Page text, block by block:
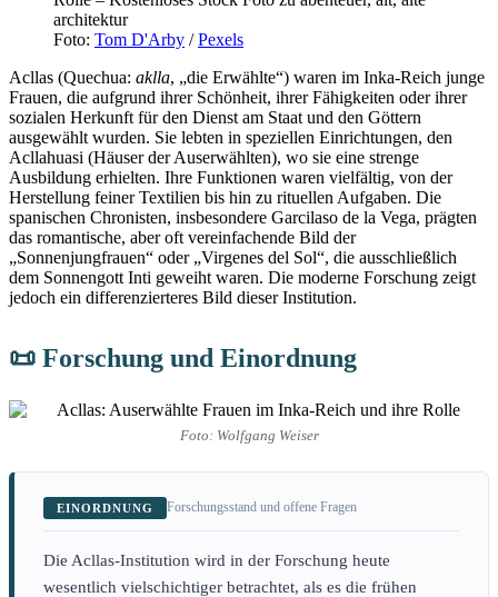
Foto: Tom D'Arby /Pexels
Acllas (Quechua: aklla, „die Erwählte“) waren im Inka-Reich junge
Frauen, die aufgrund ihrer Schönheit, ihrer Fähigkeiten oder ihrer
sozialen Herkunft für den Dienst am Staat und den Göttern
ausgewählt wurden. Sie lebten in speziellen Einrichtungen, den
Acllahuasi (Häuser der Auserwählten), wo sie eine strenge
Ausbildung erhielten. Ihre Funktionen waren vielfältig, von der
Herstellung feiner Textilien bis hin zu rituellen Aufgaben. Die
spanischen Chronisten, insbesondere Garcilaso de la Vega, prägten
das romantische, aber oft vereinfachende Bild der
„Sonnenjungfrauen“ oder „Virgenes del Sol“, die ausschließlich
dem Sonnengott Inti geweiht waren. Die moderne Forschung zeigt
jedoch ein differenzierteres Bild dieser Institution.
📜 Forschung und Einordnung
Foto: Wolfgang Weiser
EINORDNUNG Forschungsstand und offene Fragen
Die Acllas-Institution wird in der Forschung heute
wesentlich vielschichtiger betrachtet, als es die frühen